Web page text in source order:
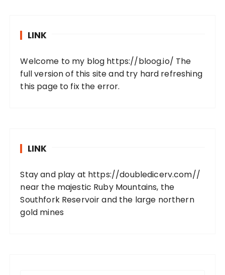
LINK
Welcome to my blog https://bloog.io/ The
full version of this site and try hard refreshing
this page to fix the error.
LINK
Stay and play at https://doubledicerv.com//
near the majestic Ruby Mountains, the
Southfork Reservoir and the large northern
gold mines